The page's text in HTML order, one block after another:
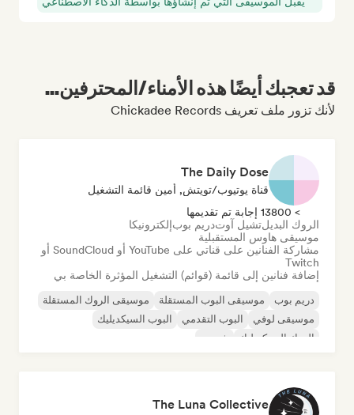
قد تعجبك أيضًا هذه الأمناء/المحترفين...
لأنك تزور ملف تعريف Chickadee Records
The Daily Dose
قناة يوتيوب/تويتش, أمين قائمة التشغيل
> 13800 إجابة تم تقديمها
الروك البديلتشيل آوتدريم بوبإلكترونيكا
موسيقى هاوس المستقبلية
مشاركة الفنانين على قناتي على YouTube أو SoundCloud أو
Twitch
إضافة فنانين إلى قائمة (قوائم) التشغيل المؤثرة الخاصة بي
دريم بوب موسيقى البوب المستقلة
موسيقى الروك المستقلة
موسيقى لوفي
البوب التقدمي
البوب السيكديليك
الروك السيكديليك
شوجيز
The Luna Collective